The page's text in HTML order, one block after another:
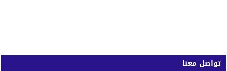
تواصل معنا